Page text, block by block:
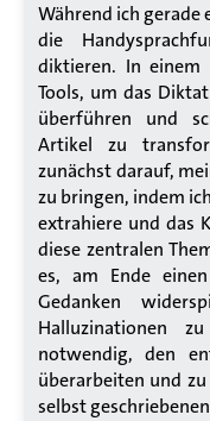
Während ich gerade
die
diktieren. In
Tools, um das
überführen und
Artikel zu
zunächst darauf,
zu bringen, indem
extrahiere und das
diese zentralen
es, am Ende
Gedanken
Halluzinationen
notwendig, den
überarbeiten und
selbst